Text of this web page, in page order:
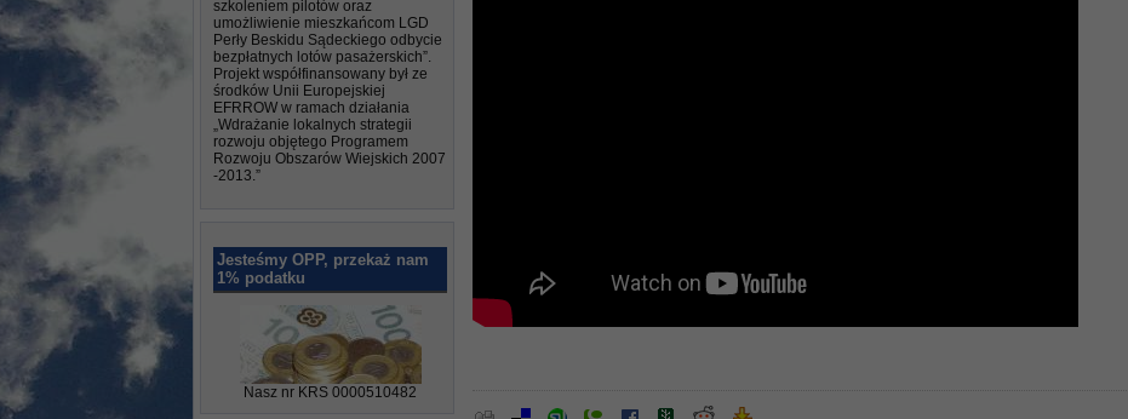
szkoleniem pilotów oraz
umożliwienie mieszkańcom LGD
Perły Beskidu Sądeckiego odbycie
bezpłatnych lotów pasażerskich”.
Projekt współfinansowany był ze
środków Unii Europejskiej
EFRROW w ramach działania
„Wdrażanie lokalnych strategii
rozwoju objętego Programem
Rozwoju Obszarów Wiejskich 2007
-2013.”
Jesteśmy OPP, przekaż nam
1% podatku
Nasz nr KRS 0000510482